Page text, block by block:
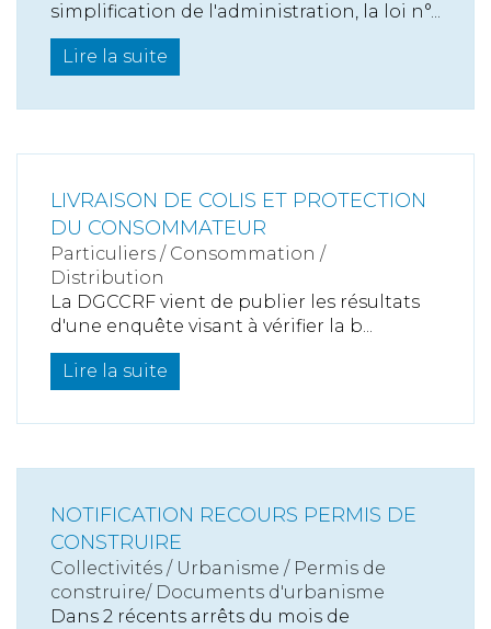
simplification de l'administration, la loi n°...
Lire la suite
LIVRAISON DE COLIS ET PROTECTION
DU CONSOMMATEUR
Particuliers / Consommation /
Distribution
La DGCCRF vient de publier les résultats
d'une enquête visant à vérifier la b...
Lire la suite
NOTIFICATION RECOURS PERMIS DE
CONSTRUIRE
Collectivités / Urbanisme / Permis de
construire/ Documents d'urbanisme
Dans 2 récents arrêts du mois de